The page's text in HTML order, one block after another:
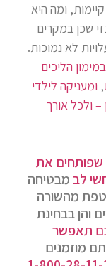
ומה היא
שכן במקרים
לא נמוכות.
הליכים
, ומעניקה לילדי
– ולכל אורך
שפותחים את
לבמבטיחה
מהשורה
והן בבחינת
תאפשר
מוזמנים